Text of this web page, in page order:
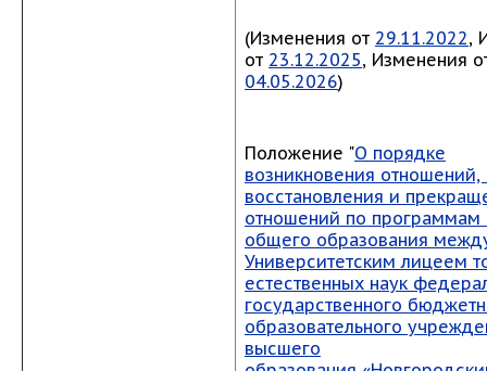
(Изменения от 29.11.2022,
от 23.12.2025, Изменения
04.05.2026)
Положение "О порядке
возникновения
восстановления и
отношений по программам
общего образования
Университетским лицеем
естественных наук
государственного
образовательного
высшего